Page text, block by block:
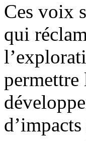
Ces voix
qui
permettre